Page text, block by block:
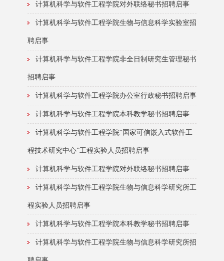
计算机科学与软件工程学院对外联络秘书招聘启事
计算机科学与软件工程学院生物与信息科学实验室招
聘启事
计算机科学与软件工程学院非全日制研究生管理秘书
招聘启事
计算机科学与软件工程学院办公室行政秘书招聘启事
计算机科学与软件工程学院本科教学秘书招聘启事
计算机科学与软件工程学院“国家可信嵌入式软件工
程技术研究中心”工程实验人员招聘启事
计算机科学与软件工程学院对外联络秘书招聘启事
计算机科学与软件工程学院生物与信息科学研究所工
程实验人员招聘启事
计算机科学与软件工程学院本科教学秘书招聘启事
计算机科学与软件工程学院生物与信息科学研究所招